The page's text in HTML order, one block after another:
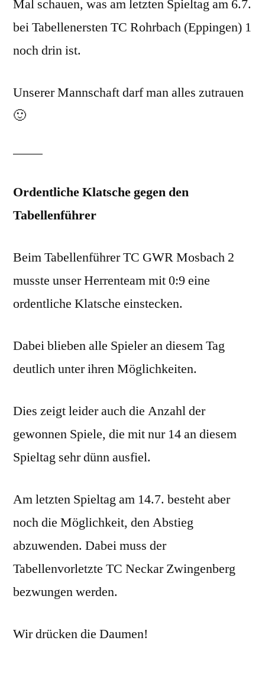
Mal schauen, was am letzten Spieltag am 6.7.
bei Tabellenersten TC Rohrbach (Eppingen) 1
noch drin ist.
Unserer Mannschaft darf man alles zutrauen
🙂
Ordentliche Klatsche gegen den
Tabellenführer
Beim Tabellenführer TC GWR Mosbach 2
musste unser Herrenteam mit 0:9 eine
ordentliche Klatsche einstecken.
Dabei blieben alle Spieler an diesem Tag
deutlich unter ihren Möglichkeiten.
Dies zeigt leider auch die Anzahl der
gewonnen Spiele, die mit nur 14 an diesem
Spieltag sehr dünn ausfiel.
Am letzten Spieltag am 14.7. besteht aber
noch die Möglichkeit, den Abstieg
abzuwenden. Dabei muss der
Tabellenvorletzte TC Neckar Zwingenberg
bezwungen werden.
Wir drücken die Daumen!